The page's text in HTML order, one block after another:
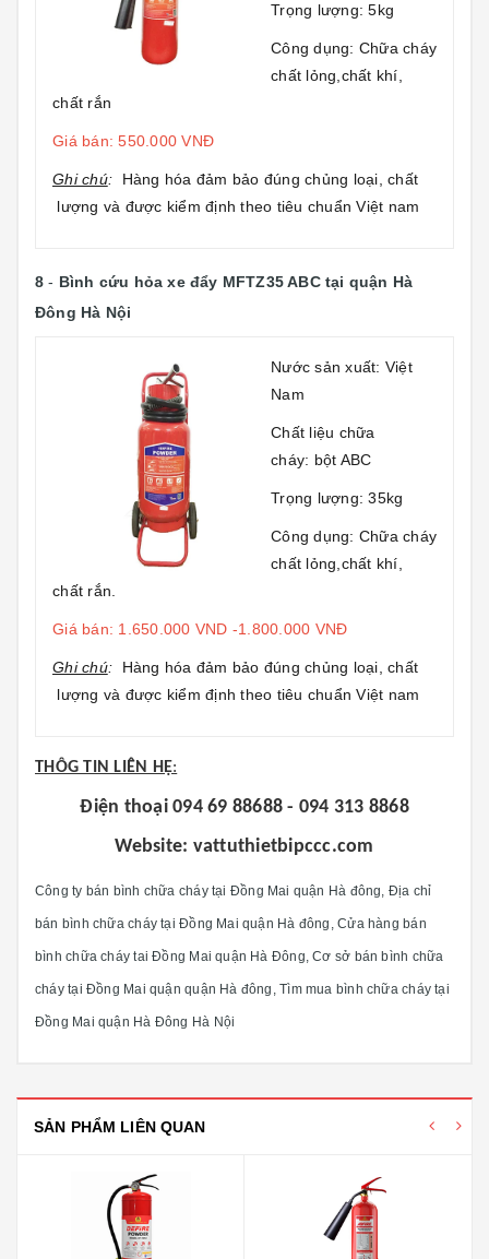
Trọng lượng: 5kg
Công dụng: Chữa cháy
chất lỏng,chất khí,
chất rắn
Giá bán: 550.000 VNĐ
Ghi chú: Hàng hóa đảm bảo đúng chủng loại, chất
lượng và được kiểm định theo tiêu chuẩn Việt nam
8 - Bình cứu hỏa xe đẩy MFTZ35 ABC tại quận Hà
Đông Hà Nội
Nước sản xuất: Việt
Nam
Chất liệu chữa
cháy: bột ABC
Trọng lượng: 35kg
Công dụng: Chữa cháy
chất lỏng,chất khí,
chất rắn.
Giá bán: 1.650.000 VND -1.800.000 VNĐ
Ghi chú: Hàng hóa đảm bảo đúng chủng loại, chất
lượng và được kiểm định theo tiêu chuẩn Việt nam
THÔG TIN LIÊN HỆ:
Điện thoại 094 69 88688 - 094 313 8868
Website: vattuthietbipccc.com
Công ty bán bình chữa cháy tại Đồng Mai quận Hà đông, Địa chỉ
bán bình chữa cháy tại Đồng Mai quận Hà đông, Cửa hàng bán
bình chữa cháy tai Đồng Mai quận Hà Đông, Cơ sở bán bình chữa
cháy tại Đồng Mai quận quận Hà đông, Tìm mua bình chữa cháy tại
Đồng Mai quận Hà Đông Hà Nội
SẢN PHẨM LIÊN QUAN